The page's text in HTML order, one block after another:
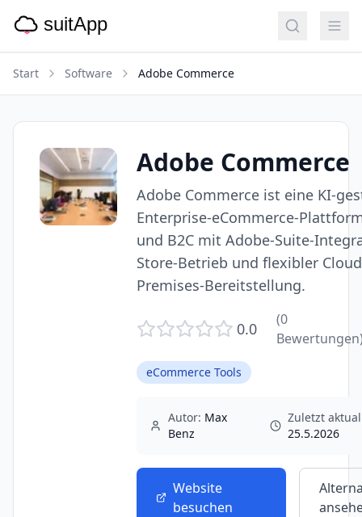
Start Software Adobe Commerce
Adobe Commerce
Adobe Commerce ist eine KI-
Enterprise-eCommerce-
und B2C mit Adobe-Suite-
Store-Betrieb und flexibler
Premises-Bereitstellung.
0.0 (0
eCommerce Tools
Autor: Max
Benz
Zuletzt
25.5.2026
Website
besuchen